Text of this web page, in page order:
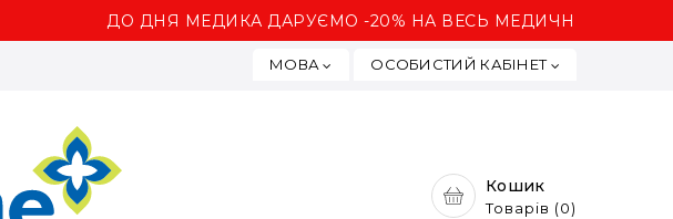
ДО ДНЯ МЕДИКА ДАРУЄМО -20% НА ВЕСЬ МЕДИЧНИЙ
МОВА ОСОБИСТИЙ КАБІНЕТ
Кошик
Товарів (0)